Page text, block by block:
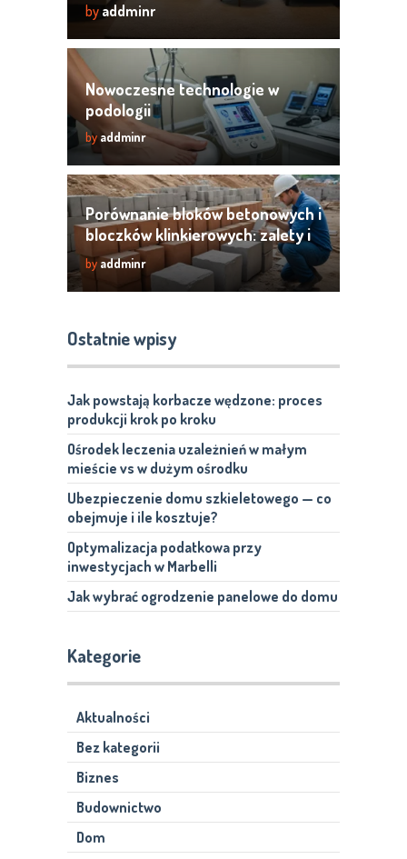
by addminr
Nowoczesne technologie w
podologii
byaddminr
Porównanie bloków betonowych i
bloczków klinkierowych: zalety i
wady
by addminr
Ostatnie wpisy
Jak powstają korbacze wędzone: proces
produkcji krok po kroku
Ośrodek leczenia uzależnień w małym
mieście vs w dużym ośrodku
Ubezpieczenie domu szkieletowego — co
obejmuje i ile kosztuje?
Optymalizacja podatkowa przy
inwestycjach w Marbelli
Jak wybrać ogrodzenie panelowe do domu
Kategorie
Aktualności
Bez kategorii
Biznes
Budownictwo
Dom